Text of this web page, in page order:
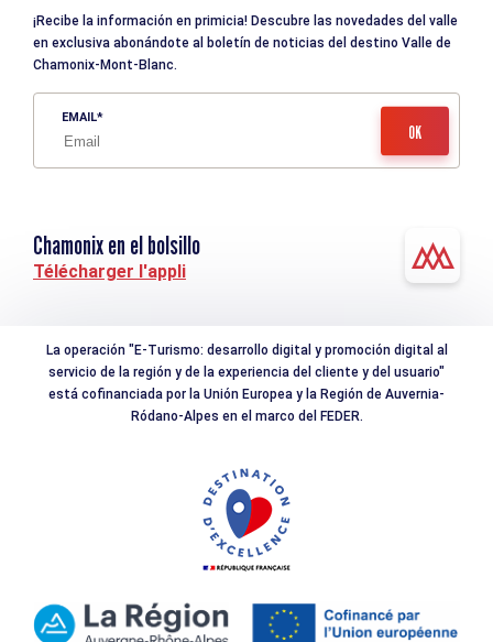
¡Recibe la información en primicia! Descubre las novedades del valle
en exclusiva abonándote al boletín de noticias del destino Valle de
Chamonix-Mont-Blanc.
EMAIL
Chamonix en el bolsillo
Télécharger l'appli
La operación "E-Turismo: desarrollo digital y promoción digital al
servicio de la región y de la experiencia del cliente y del usuario"
está cofinanciada por la Unión Europea y la Región de Auvernia-
Ródano-Alpes en el marco del FEDER.